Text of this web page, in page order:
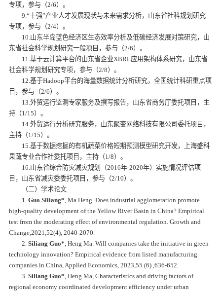
专项，参与（2/6）。
9.“十强”产业人才发展现状与未来需求分析，山东省社科规划研究
专项，参与（2/4）。
10.山东半岛蓝色经济区生态效率分析及低碳经济发展对策研究，山
东省社会科学规划研究一般项目，参与（2/6）。
11.基于云计算平台的山东省企业XBRL应用架构体系研究，山东省
社会科学规划研究专项，参与（2/8）。
12.基于Hadoop平台的海量数据统计分析研究，全国统计科研重点项
目，参与（2/6）。
13.外贸运行监测专家服务及撰写报告，山东省商务厅委托项目，主
持（1/15）。
14.外贸运行分析研究服务，山东聚变网络科技有限公司委托项目，
主持（1/15）。
15.基于数据挖掘的有机蔬菜价格短期预测模型研究开发，上海盛科
果蔬专业合作社委托项目，主持（1/8）。
16.山东省综合防灾减灾规划（2016年-2020年）实施情况评估项
目，山东省减灾委委托项目，参与（2/10）。
（二）学术论文
1.Guo Siliang* , Ma Heng. Does industrial agglomeration promote
high‐quality development of the Yellow River Basin in China? Empirical
test from the moderating effect of environmental regulation. Growth and
Change ,2021,52(4), 2040-2070.
2.Siliang Guo* , Heng Ma. Will companies take the initiative in green
technology innovation? Empirical evidence from listed manufacturing
companies in China, Applied Economics , 2023,55 (6) ,636-652.
3.Siliang Guo* , Heng Ma, Characteristics and driving factors of
regional economy coordinated development efficiency under urban